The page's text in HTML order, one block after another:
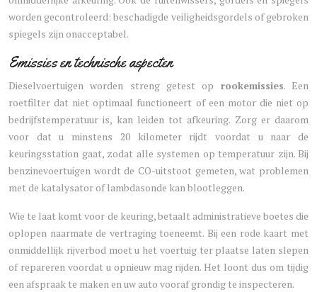
worden gecontroleerd: beschadigde veiligheidsgordels of gebroken
spiegels zijn onacceptabel.
Emissies en technische aspecten
Dieselvoertuigen worden streng getest op rookemissies. Een
roetfilter dat niet optimaal functioneert of een motor die niet op
bedrijfstemperatuur is, kan leiden tot afkeuring. Zorg er daarom
voor dat u minstens 20 kilometer rijdt voordat u naar de
keuringsstation gaat, zodat alle systemen op temperatuur zijn. Bij
benzinevoertuigen wordt de CO-uitstoot gemeten, wat problemen
met de katalysator of lambdasonde kan blootleggen.
Wie te laat komt voor de keuring, betaalt administratieve boetes die
oplopen naarmate de vertraging toeneemt. Bij een rode kaart met
onmiddellijk rijverbod moet u het voertuig ter plaatse laten slepen
of repareren voordat u opnieuw mag rijden. Het loont dus om tijdig
een afspraak te maken en uw auto vooraf grondig te inspecteren.